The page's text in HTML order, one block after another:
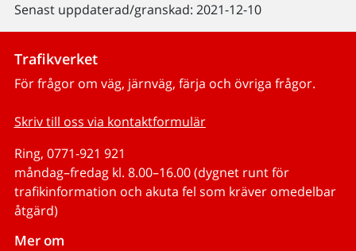
Senast uppdaterad/granskad: 2021-12-10
Trafikverket
För frågor om väg, järnväg, färja och övriga frågor.
Skriv till oss via kontaktformulär
Ring, 0771-921 921
måndag–fredag kl. 8.00–16.00 (dygnet runt för
trafikinformation och akuta fel som kräver omedelbar
åtgärd)
Mer om